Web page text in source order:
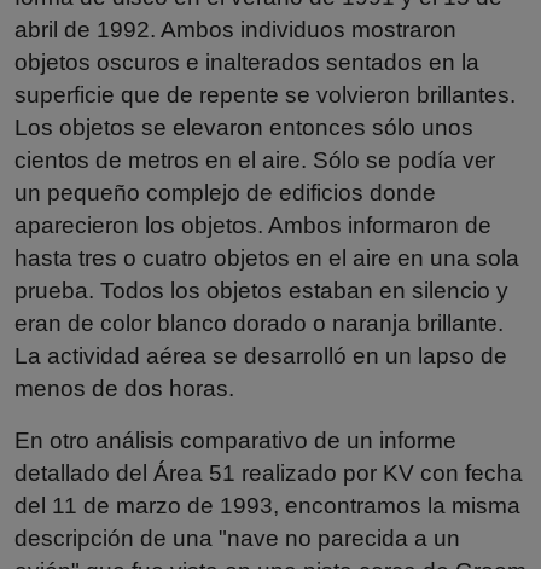
abril de 1992. Ambos individuos mostraron
objetos oscuros e inalterados sentados en la
superficie que de repente se volvieron brillantes.
Los objetos se elevaron entonces sólo unos
cientos de metros en el aire. Sólo se podía ver
un pequeño complejo de edificios donde
aparecieron los objetos. Ambos informaron de
hasta tres o cuatro objetos en el aire en una sola
prueba. Todos los objetos estaban en silencio y
eran de color blanco dorado o naranja brillante.
La actividad aérea se desarrolló en un lapso de
menos de dos horas.
En otro análisis comparativo de un informe
detallado del Área 51 realizado por KV con fecha
del 11 de marzo de 1993, encontramos la misma
descripción de una "nave no parecida a un